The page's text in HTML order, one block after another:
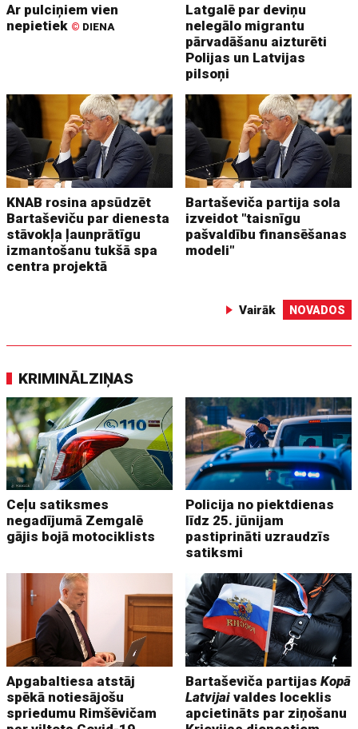
Ar pulciņiem vien
nepietiek © DIENA
Latgalē par deviņu
nelegālo migrantu
pārvadāšanu aizturēti
Polijas un Latvijas
pilsoņi
KNAB rosina apsūdzēt
Bartaševiču par dienesta
stāvokļa ļaunprātīgu
izmantošanu tukšā spa
centra projektā
Bartaševiča partija sola
izveidot "taisnīgu
pašvaldību finansēšanas
modeli"
Vairāk NOVADOS
KRIMINĀLZIŅAS
Ceļu satiksmes
negadījumā Zemgalē
gājis bojā motociklists
Policija no piektdienas
līdz 25. jūnijam
pastiprināti uzraudzīs
satiksmi
Apgabaltiesa atstāj
spēkā notiesājošu
spriedumu Rimšēvičam
Bartaševiča partijasKopā
Latvijai valdes loceklis
apcietināts par ziņošanu